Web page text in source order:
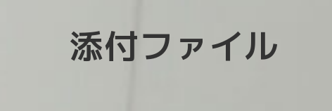
添付ファイル